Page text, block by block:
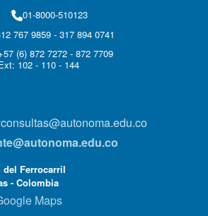
01-8000-510123
767 9859 - 317 894 0741
(6) 872 7272 - 872 7709
102 - 110 - 144
del Ferrocarril
- Colombia
Maps